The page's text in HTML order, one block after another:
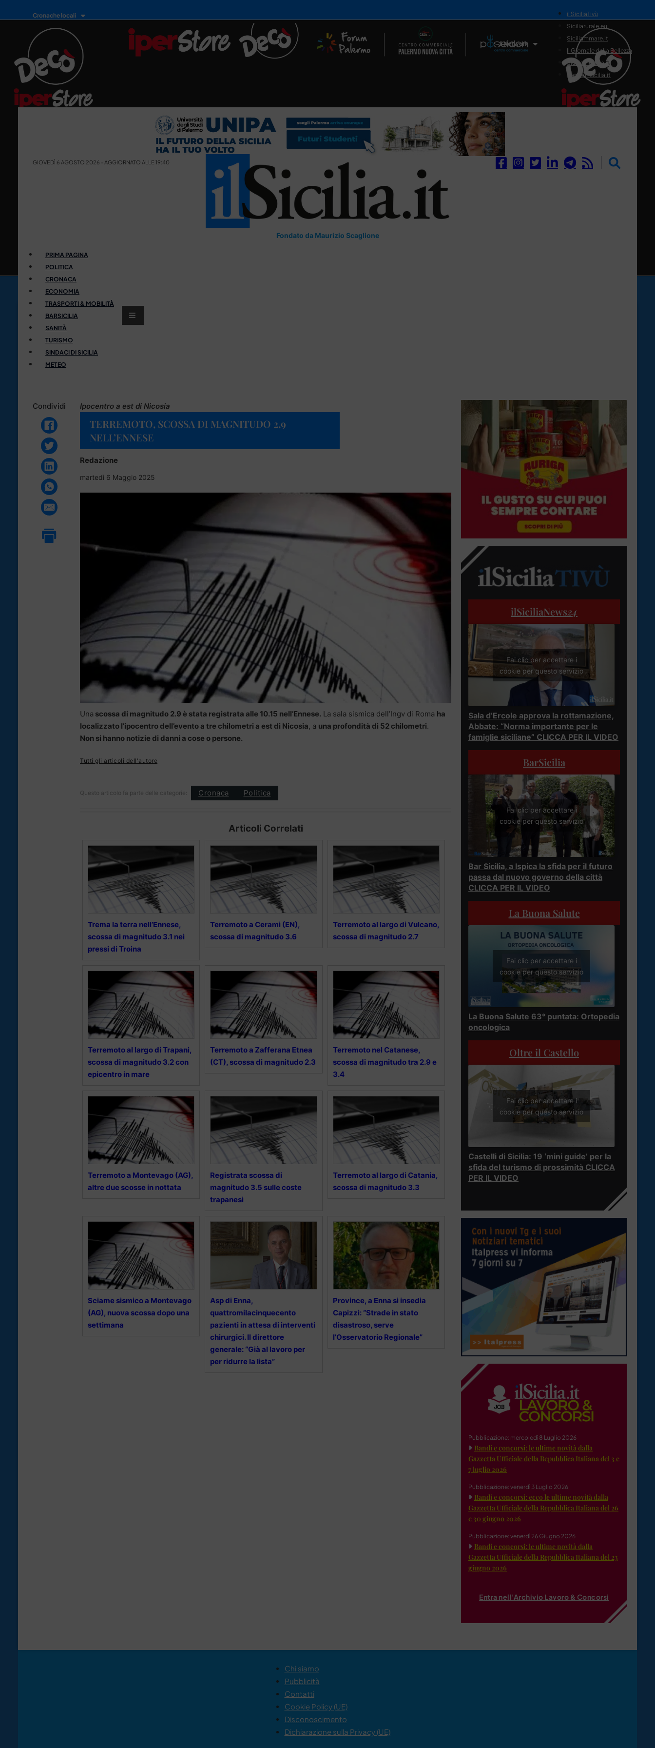
Cronache locali
Il Network
il SiciliaTivù
Siciliarurale.eu
Siciliammare.it
Il Giornale della Bellezza
Siciliamedica.it
Sanitainsicilia.it
GIOVEDÌ 6 AGOSTO 2026 - AGGIORNATO ALLE 19:40
Fondato da Maurizio Scaglione
PRIMA PAGINA
POLITICA
CRONACA
ECONOMIA
TRASPORTI & MOBILITÀ
BARSICILIA
SANITÀ
TURISMO
SINDACI DI SICILIA
METEO
Condividi Ipocentro a est di Nicosia
TERREMOTO, SCOSSA DI MAGNITUDO 2,9
NELL’ENNESE
Redazione
martedì 6 Maggio 2025
Una scossa di magnitudo 2.9 è stata registrata alle 10.15 nell’Ennese. La sala sismica dell’Ingv di Roma ha
localizzato l’ipocentro dell’evento a tre chilometri a est di Nicosia, a una profondità di 52 chilometri.
Non si hanno notizie di danni a cose o persone.
Tutti gli articoli dell'autore
Questo articolo fa parte delle categorie: Cronaca Politica
Articoli Correlati
Trema la terra nell’Ennese,
scossa di magnitudo 3.1 nei
pressi di Troina
Terremoto a Cerami (EN),
scossa di magnitudo 3.6
Terremoto al largo di Vulcano,
scossa di magnitudo 2.7
Terremoto al largo di Trapani,
scossa di magnitudo 3.2 con
epicentro in mare
Terremoto a Zafferana Etnea
(CT), scossa di magnitudo 2.3
Terremoto nel Catanese,
scossa di magnitudo tra 2.9 e
3.4
Terremoto a Montevago (AG),
altre due scosse in nottata
Registrata scossa di
magnitudo 3.5 sulle coste
trapanesi
Terremoto al largo di Catania,
scossa di magnitudo 3.3
Sciame sismico a Montevago
(AG), nuova scossa dopo una
settimana
Asp di Enna,
quattromilacinquecento
pazienti in attesa di interventi
chirurgici. Il direttore
generale: “Già al lavoro per
per ridurre la lista”
Province, a Enna si insedia
Capizzi: “Strade in stato
disastroso, serve
l’Osservatorio Regionale”
ilSiciliaNews24
Fai clic per accettare i
cookie per questo servizio
Sala d’Ercole approva la rottamazione,
Abbate: “Norma importante per le
famiglie siciliane” CLICCA PER IL VIDEO
BarSicilia
Fai clic per accettare i
cookie per questo servizio
Bar Sicilia, a Ispica la sfida per il futuro
passa dal nuovo governo della città
CLICCA PER IL VIDEO
La Buona Salute
Fai clic per accettare i
cookie per questo servizio
La Buona Salute 63° puntata: Ortopedia
oncologica
Oltre il Castello
Fai clic per accettare i
cookie per questo servizio
Castelli di Sicilia: 19 ‘mini guide’ per la
sfida del turismo di prossimità CLICCA
PER IL VIDEO
Pubblicazione: mercoledì 8 Luglio 2026
Bandi e concorsi: le ultime novità dalla
Gazzetta Ufficiale della Repubblica Italiana del 3 e
7 luglio 2026
Pubblicazione: venerdì 3 Luglio 2026
Bandi e concorsi: ecco le ultime novità dalla
Gazzetta Ufficiale della Repubblica Italiana del 26
e 30 giugno 2026
Pubblicazione: venerdì 26 Giugno 2026
Bandi e concorsi: le ultime novità dalla
Gazzetta Ufficiale della Repubblica Italiana del 23
giugno 2026
Entra nell'Archivio Lavoro & Concorsi
Chi siamo
Pubblicità
Contatti
Cookie Policy (UE)
Disconoscimento
Dichiarazione sulla Privacy (UE)